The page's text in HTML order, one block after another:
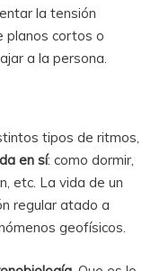
la tensión
planos cortos o
a la persona.
tipos de ritmos,
en sí: como dormir,
etc. La vida de un
regular atado a
geofísicos.